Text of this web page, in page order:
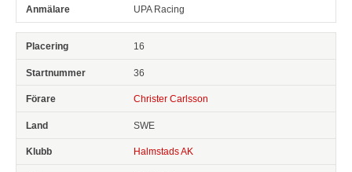
UPA Racing
16
36
Christer Carlsson
SWE
Halmstads AK